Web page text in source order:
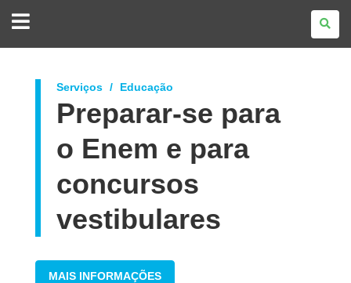
DO
Serviços Educação
Preparar-se para
o Enem e para
concursos
vestibulares
MAIS INFORMAÇÕES